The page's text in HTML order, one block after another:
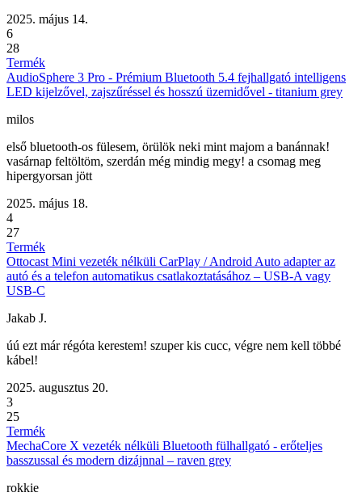
2025. május 14.
6
28
Termék
AudioSphere 3 Pro - Prémium Bluetooth 5.4 fejhallgató intelligens
LED kijelzővel, zajszűréssel és hosszú üzemidővel - titanium grey
milos
első bluetooth-os fülesem, örülök neki mint majom a banánnak!
vasárnap feltöltöm, szerdán még mindig megy! a csomag meg
hipergyorsan jött
2025. május 18.
4
27
Termék
Ottocast Mini vezeték nélküli CarPlay / Android Auto adapter az
autó és a telefon automatikus csatlakoztatásához – USB-A vagy
USB-C
Jakab J.
úú ezt már régóta kerestem! szuper kis cucc, végre nem kell többé
kábel!
2025. augusztus 20.
3
25
Termék
MechaCore X vezeték nélküli Bluetooth fülhallgató - erőteljes
basszussal és modern dizájnnal – raven grey
rokkie